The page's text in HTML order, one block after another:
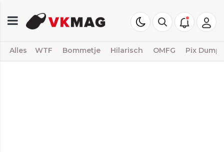
Alles WTF Bommetje Hilarisch OMFG Pix Dump